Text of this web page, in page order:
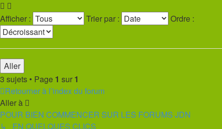
Afficher : Trier par : Ordre :
3 sujets • Page 1 sur 1
Retourner à l’index du forum
Aller à
POUR BIEN COMMENCER SUR LES FORUMS JDN
↳ EN QUELQUES CLICS